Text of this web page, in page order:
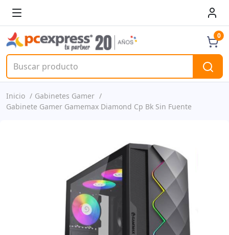
0
Inicio
Gabinetes Gamer
Gabinete Gamer Gamemax Diamond Cp Bk Sin Fuente